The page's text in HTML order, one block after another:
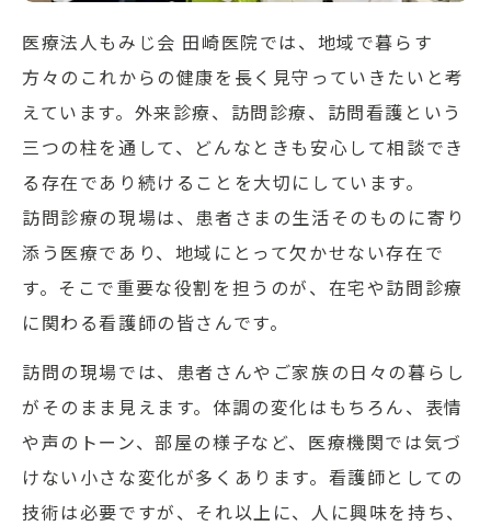
医療法人もみじ会 田崎医院では、地域で暮らす
方々のこれからの健康を長く見守っていきたいと考
えています。外来診療、訪問診療、訪問看護という
三つの柱を通して、どんなときも安心して相談でき
る存在であり続けることを大切にしています。
訪問診療の現場は、患者さまの生活そのものに寄り
添う医療であり、地域にとって欠かせない存在で
す。そこで重要な役割を担うのが、在宅や訪問診療
に関わる看護師の皆さんです。
訪問の現場では、患者さんやご家族の日々の暮らし
がそのまま見えます。体調の変化はもちろん、表情
や声のトーン、部屋の様子など、医療機関では気づ
けない小さな変化が多くあります。看護師としての
技術は必要ですが、それ以上に、人に興味を持ち、